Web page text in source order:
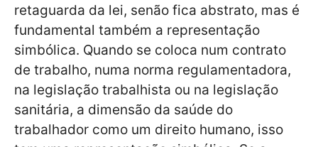
retaguarda da lei, senão fica abstrato, mas é
fundamental também a representação
simbólica. Quando se coloca num contrato
de trabalho, numa norma regulamentadora,
na legislação trabalhista ou na legislação
sanitária, a dimensão da saúde do
trabalhador como um direito humano, isso